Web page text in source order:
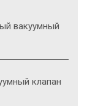
вакуумный
клапан